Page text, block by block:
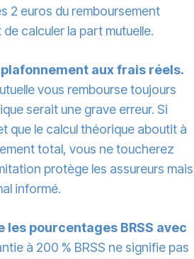
2 euros du remboursement
calculer la part mutuelle.
aux frais réels.
vous rembourse toujours
serait une grave erreur. Si
que le calcul théorique aboutit à
total, vous ne toucherez
protège les assureurs mais
informé.
les pourcentages BRSS avec
à 200 % BRSS ne signifie pas